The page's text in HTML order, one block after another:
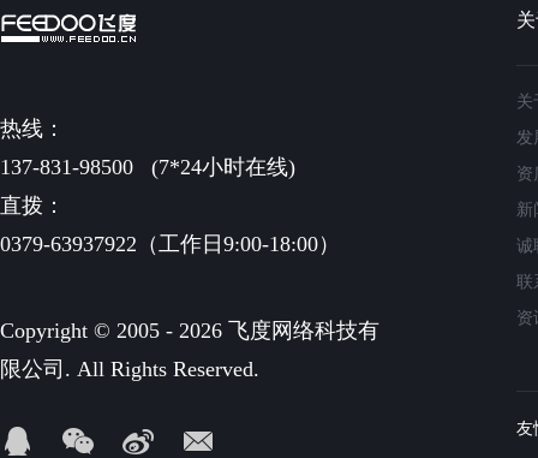
热线：
137-831-98500
(7*24小时在线)
直拨：
0379-63937922（工作日9:00-18:00）
Copyright © 2005 - 2026 飞度网络科技有
限公司. All Rights Reserved.
关
发
资
新
诚
联
资